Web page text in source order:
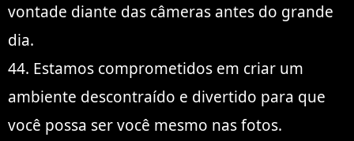
vontade diante das câmeras antes do grande
dia.
44. Estamos comprometidos em criar um
ambiente descontraído e divertido para que
você possa ser você mesmo nas fotos.